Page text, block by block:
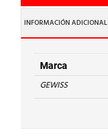
CURVATUBOS
RKB
R25
cantidad
INFORMACIÓN ADICIONAL
Marca
GEWISS